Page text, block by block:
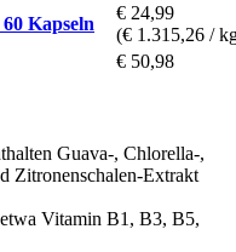
Kapseln
€ 24,99
(€ 1.315,26 /
€ 50,98
Guava-, Chlorella-,
Zitronenschalen-Extrakt
Vitamin B1, B3, B5,